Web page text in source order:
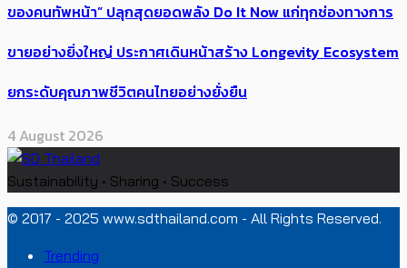
ของคนทัพหน้า” ปลุกสุดยอดพลัง Do It Now แก่ทุกช่องทางการ
ขายอย่างยิ่งใหญ่ ประกาศเดินหน้าสร้าง Longevity Ecosystem
ยกระดับคุณภาพชีวิตคนไทยอย่างยั่งยืน
4 August 2026
Sustainability • Sharing • Success
© 2017 - 2025 www.sdthailand.com - All Rights Reserved.
Trending